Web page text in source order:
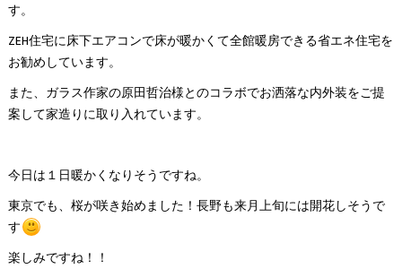
す。
ZEH住宅に床下エアコンで床が暖かくて全館暖房できる省エネ住宅を
お勧めしています。
また、ガラス作家の原田哲治様とのコラボでお洒落な内外装をご提
案して家造りに取り入れています。
今日は１日暖かくなりそうですね。
東京でも、桜が咲き始めました！長野も来月上旬には開花しそうで
す
楽しみですね！！